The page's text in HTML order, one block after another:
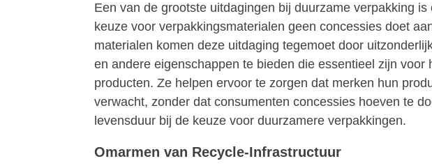
Een van de grootste uitdagingen bij duurzame verpakking
keuze voor verpakkingsmaterialen geen concessies doet
materialen komen deze uitdaging tegemoet door
en andere eigenschappen te bieden die essentieel zijn voor
producten. Ze helpen ervoor te zorgen dat merken hun
verwacht, zonder dat consumenten concessies hoeven te
levensduur bij de keuze voor duurzamere verpakkingen.
Omarmen van Recycle-Infrastructuur